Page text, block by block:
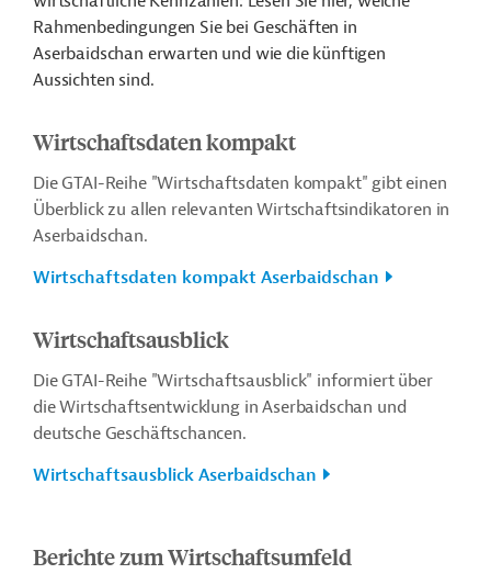
Rahmenbedingungen Sie bei Geschäften in
Aserbaidschan erwarten und wie die künftigen
Aussichten sind.
Wirtschaftsdaten kompakt
Die GTAI-Reihe "Wirtschaftsdaten kompakt" gibt einen
Überblick zu allen relevanten Wirtschaftsindikatoren in
Aserbaidschan.
Wirtschaftsdaten kompakt Aserbaidschan
Wirtschaftsausblick
Die GTAI-Reihe "Wirtschaftsausblick" informiert über
die Wirtschaftsentwicklung in Aserbaidschan und
deutsche Geschäftschancen.
Wirtschaftsausblick Aserbaidschan
Berichte zum Wirtschaftsumfeld